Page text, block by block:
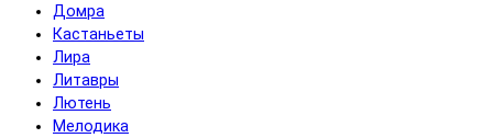
Домра
Кастаньеты
Лира
Литавры
Лютень
Мелодика